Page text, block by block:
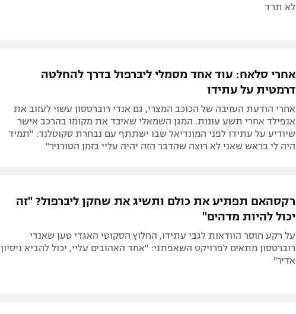
לא תרד
אחרי סלאח: עוד אחד מסמלי ליברפול בדרך להחלטה
דרמטית על עתידו
אחרי הודעת העזיבה של הכוכב המצרי, גם אנדי רוברטסון עשוי לעזוב את
אנפילד אחרי תשע עונות. המגן השמאלי שאיבד את מקומו בהרכב אישר
שיודיע על עתידו לפני המונדיאל שבו ישתתף עם נבחרת סקוטלנד: "תמיד
היה לי בראש שאני לא רוצה שהדבר הזה יהיה עליי בזמן הטורניר"
רקסהאם תפתיע את כולם ותשיג את שחקן ליברפול? "זה
יכול להיות מדהים"
על רקע חוסר הוודאות לגבי עתידו, החלוץ הסקוטי האגדי טען שאנדי
רוברטסון מתאים לפרויקט השאפתני: "אחד האהובים עליי, יכול להביא ניסיון
אדיר"